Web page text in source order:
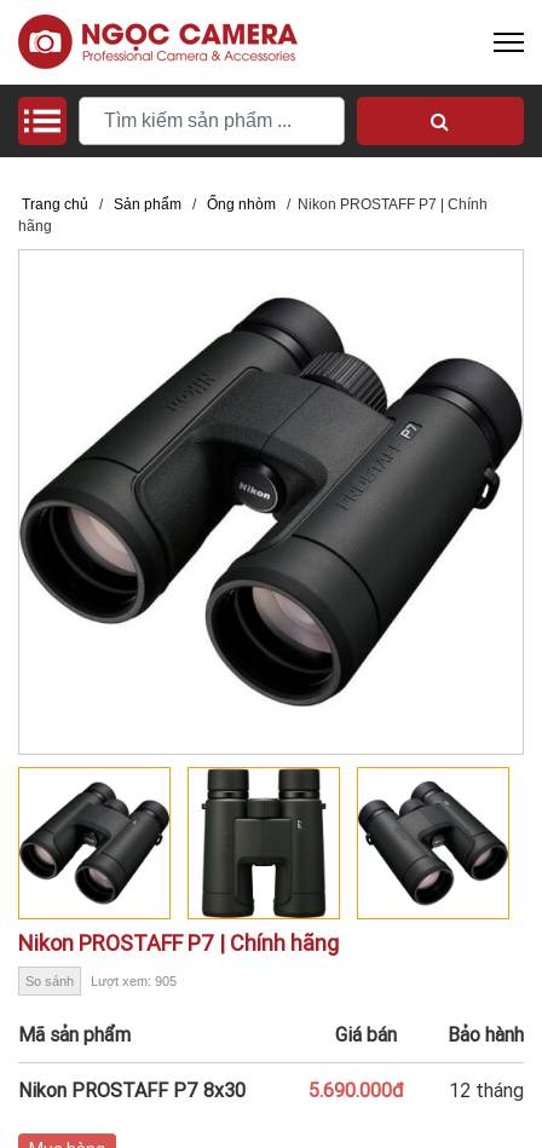
Trang chủ / Sản phẩm / Ống nhòm / Nikon PROSTAFF P7 | Chính
hãng
Nikon PROSTAFF P7 | Chính hãng
So sánh Lượt xem: 905
Mã sản phẩm Giá bán Bảo hành
Nikon PROSTAFF P7 8x30 5.690.000đ 12 tháng